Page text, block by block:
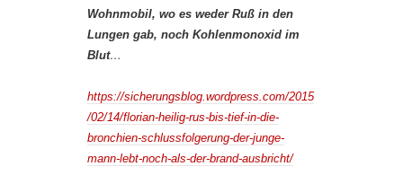
Wohnmobil, wo es weder Ruß in den
Lungen gab, noch Kohlenmonoxid im
Blut…
https://sicherungsblog.wordpress.com/2015
/02/14/florian-heilig-rus-bis-tief-in-die-
bronchien-schlussfolgerung-der-junge-
mann-lebt-noch-als-der-brand-ausbricht/